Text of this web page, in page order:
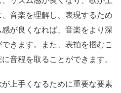
音楽を理解し、表現するため
が良くなれば、音楽をより深
きます。また、表拍を掴むこ
音程を取ることができます。
上手くなるために重要な要素